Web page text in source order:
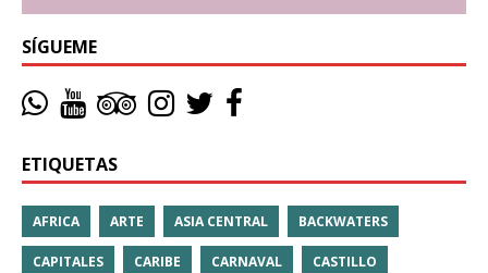
SÍGUEME
ETIQUETAS
AFRICA ARTE ASIA CENTRAL BACKWATERS
CAPITALES CARIBE CARNAVAL CASTILLO